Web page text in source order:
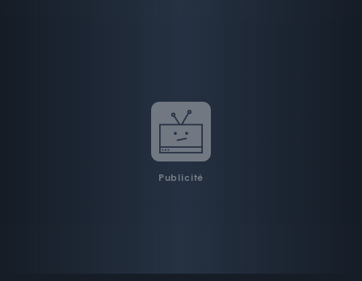
Publicité